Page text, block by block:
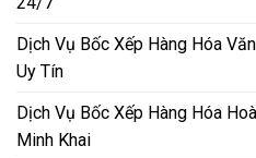
Dịch Vụ Bốc Xếp Hàng Hóa
Uy Tín
Dịch Vụ Bốc Xếp Hàng Hóa
Minh Khai